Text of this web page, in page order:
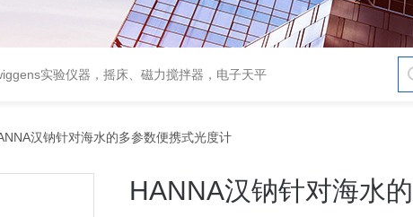
实验仪器，摇床、磁力搅拌器，电子天平
汉钠针对海水的多参数便携式光度计
HANNA汉钠针对海水